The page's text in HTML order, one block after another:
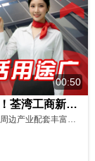
00:50
赢在1手盘 马角街18号 创业者、老总必看！荃湾工商新项目 面积灵活用途广
全新马角街18 号🏢单位空间布局灵活，适配多种用途，周边产业配套丰富，无论是自用办公、轻型生产还是仓储用途，都具备良好适配性！快速带你参观这个全新工商项目，现正火热招商中🔥🔥老板们想进驻这里？马上联络我们吧！ 你心目中的理想工商物业有哪些关键要素？🤔欢迎留言分享你的具体需求，一起探讨合适的选择！ 更多笋盘立即点👇 https://oir.centanet.com/?logging=YT...